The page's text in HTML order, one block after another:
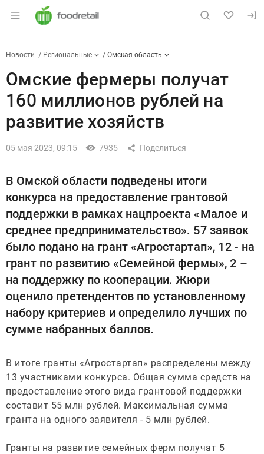
Раздел навигации по сайту
Омские фермеры получат 160
Новости
Разделы
Новости Региональные Омская область
Омские фермеры получат
160 миллионов рублей на
развитие хозяйств
05 мая 2023, 09:15 7935
В Омской области подведены итоги
конкурса на предоставление грантовой
поддержки в рамках нацпроекта «Малое и
среднее предпринимательство». 57 заявок
было подано на грант «Агростартап», 12 - на
грант по развитию «Семейной фермы», 2 –
на поддержку по кооперации. Жюри
оценило претендентов по установленному
набору критериев и определило лучших по
сумме набранных баллов.
В итоге гранты «Агростартап» распределены между
13 участниками конкурса. Общая сумма средств на
предоставление этого вида грантовой поддержки
составит 55 млн рублей. Максимальная сумма
гранта на одного заявителя - 5 млн рублей.
Гранты на развитие семейных ферм получат 5